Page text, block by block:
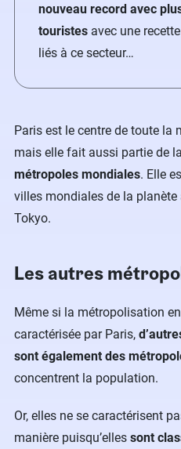
nouveau record avec
touristes avec une
liés à ce secteur…
Paris est le centre de toute la
mais elle fait aussi partie de la
métropoles mondiales. Elle
villes mondiales de la planète
Tokyo.
Les autres
Même si la métropolisation
caractérisée par Paris,
sont également des
concentrent la population.
Or, elles ne se caractérisent
manière puisqu’elles sont